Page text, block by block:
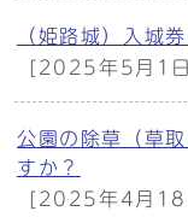
（姫路城）入城
[2025年5月1
公園の除草（草
すか？
[2025年4月18